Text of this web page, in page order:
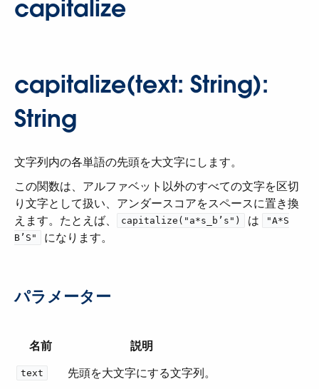
capitalize
capitalize(text: String):
String
文字列内の各単語の先頭を大文字にします。
この関数は、アルファベット以外のすべての文字を区切
り文字として扱い、アンダースコアをスペースに置き換
えます。たとえば、​
capitalize("a*s_b’s") ​ は ​
"A*S
B’S"
​ になります。
パラメーター
名前 説明
text 先頭を大文字にする文字列。